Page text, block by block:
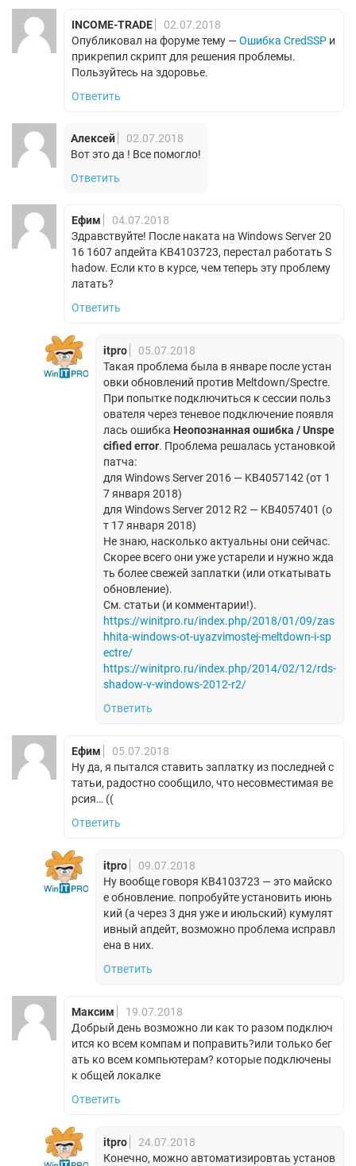
INCOME-TRADE
02.07.2018
Опубликовал на форуме тему —Ошибка CredSSP и
прикрепил скрипт для решения проблемы.
Пользуйтесь на здоровье.
Ответить
Алексей
02.07.2018
Вот это да ! Все помогло!
Ответить
Ефим
04.07.2018
Здравствуйте! После наката на Windows Server 20
16 1607 апдейта KB4103723, перестал работать S
hadow. Если кто в курсе, чем теперь эту проблему
латать?
Ответить
itpro
05.07.2018
Такая проблема была в январе после устан
овки обновлений против Meltdown/Spectre.
При попытке подключиться к сессии польз
ователя через теневое подключение появля
лась ошибка Неопознанная ошибка / Unspe
cified error. Проблема решалась установкой
патча:
для Windows Server 2016 — KB4057142 (от 1
7 января 2018)
для Windows Server 2012 R2 — KB4057401 (о
т 17 января 2018)
Не знаю, насколько актуальны они сейчас.
Скорее всего они уже устарели и нужно жда
ть более свежей заплатки (или откатывать
обновление).
См. статьи (и комментарии!).
https://winitpro.ru/index.php/2018/01/09/zas
hhita-windows-ot-uyazvimostej-meltdown-i-sp
ectre/
https://winitpro.ru/index.php/2014/02/12/rds-
shadow-v-windows-2012-r2/
Ответить
Ефим
05.07.2018
Ну да, я пытался ставить заплатку из последней с
татьи, радостно сообщило, что несовместимая ве
рсия… ((
Ответить
itpro
09.07.2018
Ну вообще говоря KB4103723 — это майско
е обновление. попробуйте установить июнь
кий (а через 3 дня уже и июльский) кумулят
ивный апдейт, возможно проблема исправл
ена в них.
Ответить
Максим
19.07.2018
Добрый день возможно ли как то разом подключ
ится ко всем компам и поправить?или только бег
ать ко всем компьютерам? которые подключены
к общей локалке
Ответить
itpro
24.07.2018
Конечно, можно автоматизировтаь установ